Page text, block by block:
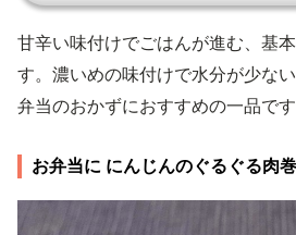
甘辛い味付けでごはんが進む、基
す。濃いめの味付けで水分が少な
弁当のおかずにおすすめの一品です
お弁当に にんじんのぐるぐる肉